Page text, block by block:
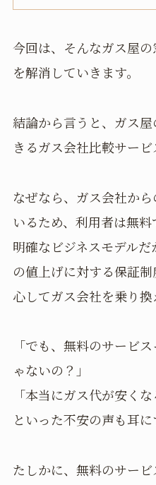
今回は、そんなガス屋
を解消していきます。
結論から言うと、ガス
きるガス会社比較サービ
なぜなら、ガス会社か
いるため、利用者は無
明確なビジネスモデル
の値上げに対する保証
心してガス会社を乗り換
「でも、無料のサービ
ゃないの？」
「本当にガス代が安くな
といった不安の声も耳に
たしかに、無料のサー